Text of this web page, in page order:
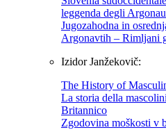
leggenda degli
Jugozahodna in
Argonavtih – Rimljani
Izidor Janžekovič:
The History of
La storia della
Britannico
Zgodovina moškosti v